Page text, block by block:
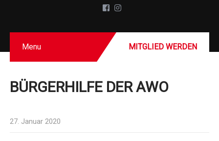
Menu MITGLIED WERDEN
BÜRGERHILFE DER AWO
27. Januar 2020